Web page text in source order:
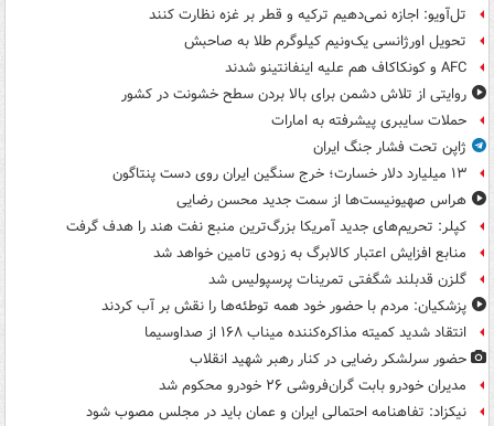
تل‌آویو: اجازه نمی‌دهیم ترکیه و قطر بر غزه نظارت کنند
تحویل اورژانسی یک‌ونیم کیلوگرم طلا به صاحبش
AFC و کونکاکاف هم علیه اینفانتینو شدند
روایتی از تلاش دشمن برای بالا بردن سطح خشونت در کشور
حملات سایبری پیشرفته به امارات
ژاپن تحت فشار جنگ ایران
۱۳ میلیارد دلار خسارت؛ خرج سنگین ایران روی دست پنتاگون
هراس صهیونیست‌ها از سمت جدید محسن رضایی
کپلر: تحریم‌های جدید آمریکا بزرگ‌ترین منبع نفت هند را هدف گرفت
منابع افزایش اعتبار کالابرگ به زودی تامین خواهد شد
گلزن قدبلند شگفتی تمرینات پرسپولیس شد
پزشکیان: مردم با حضور خود همه توطئه‌ها را نقش بر آب کردند
انتقاد شدید کمیته مذاکره‌کننده میناب ۱۶۸ از صداوسیما
حضور سرلشکر رضایی در کنار رهبر شهید انقلاب
مدیران خودرو بابت گران‌فروشی ۲۶ خودرو محکوم شد
نیکزاد: تفاهنامه احتمالی ایران و عمان باید در مجلس مصوب شود